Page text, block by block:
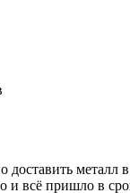
металл
и всё пришло в